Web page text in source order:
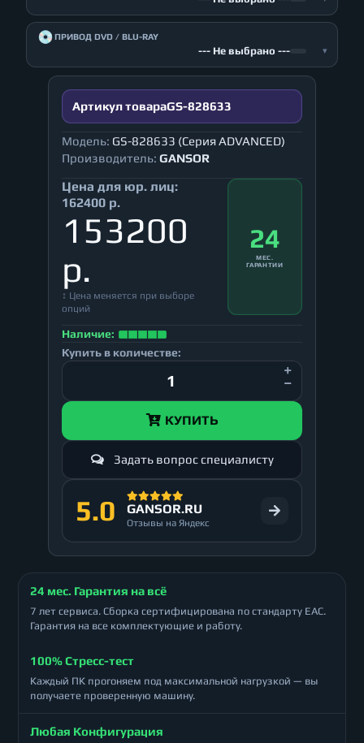
💿ПРИВОД DVD / BLU-RAY
--- Не выбрано --- ▾
Артикул товараGS-828633
Модель: GS-828633 (Серия ADVANCED)
Производитель: GANSOR
Цена для юр. лиц:
162400 р.
153200
р.
↕ Цена меняется при выборе
опций
24
МЕС.
ГАРАНТИИ
Наличие:
Купить в количестве:
КУПИТЬ
Задать вопрос специалисту
5.0 GANSOR.RU
Отзывы на Яндекс
24 мес. Гарантия на всё
7 лет сервиса. Сборка сертифицирована по стандарту ЕАС.
Гарантия на все комплектующие и работу.
100% Стресс-тест
Каждый ПК прогоняем под максимальной нагрузкой — вы
получаете проверенную машину.
Любая Конфигурация